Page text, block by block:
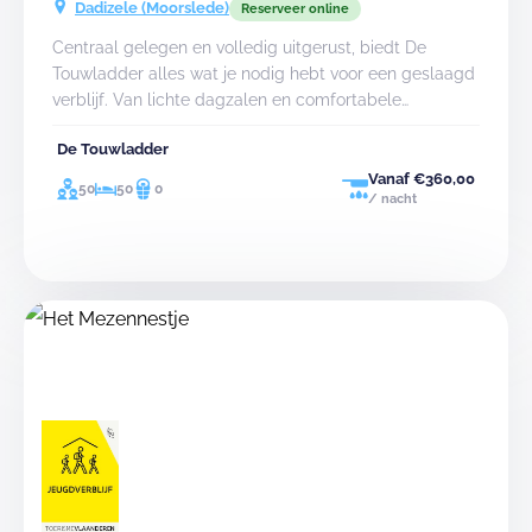
je PlopsaAqua Landen/Hannuit. Welkom.
Dadizele (Moorslede) Reserveer online
Centraal gelegen en volledig uitgerust, biedt De
Touwladder alles wat je nodig hebt voor een geslaagd
verblijf. Van lichte dagzalen en comfortabele
hier vind je ruimte voor activiteiten, ontspanning en
samenzijn. Of je nu een avontuurlijke dag buiten plant,
creatieve workshops organiseert of gewoon wil
De Touwladder
50 50 0
Vanaf €360,00
/ nacht